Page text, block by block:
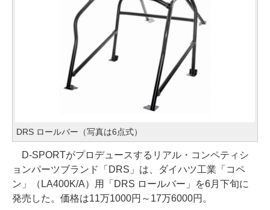
DRS ロールバー（写真は6点式）
D-SPORTがプロデュースするリアル・コンペティシ
ョンパーツブランド「DRS」は、ダイハツ工業「コペ
ン」（LA400K/A）用「DRS ロールバー」を6月下旬に
発売した。価格は11万1000円～17万6000円。